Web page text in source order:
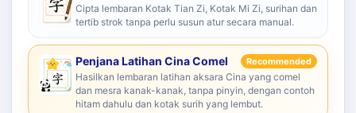
Cipta lembaran Kotak Tian Zi, Kotak Mi Zi, surihan dan
tertib strok tanpa perlu susun atur secara manual.
Penjana Latihan Cina Comel Recommended
Hasilkan lembaran latihan aksara Cina yang comel
dan mesra kanak-kanak, tanpa pinyin, dengan contoh
hitam dahulu dan kotak surih yang lembut.